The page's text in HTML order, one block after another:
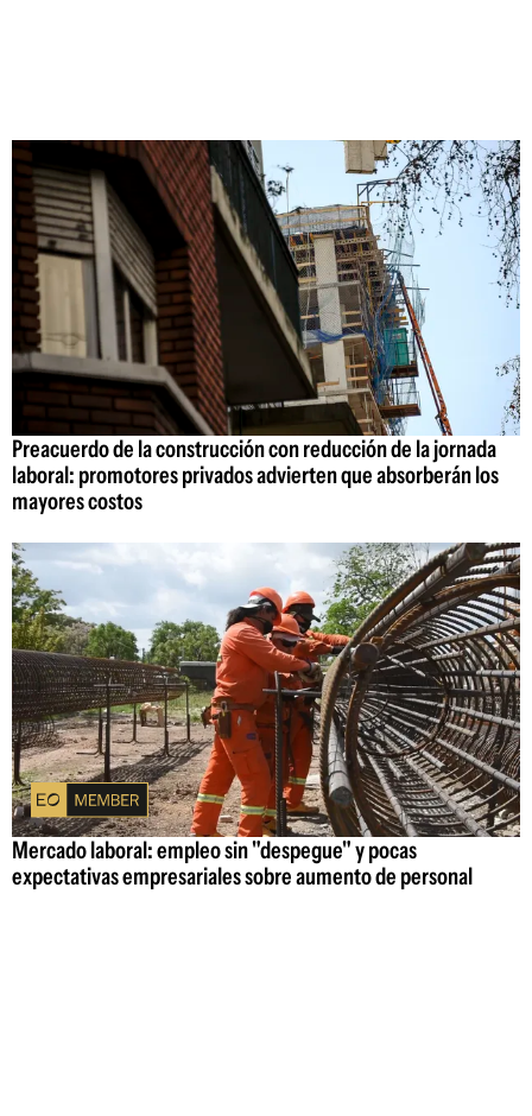
Preacuerdo de la construcción con reducción de la jornada
laboral: promotores privados advierten que absorberán los
mayores costos
Mercado laboral: empleo sin "despegue" y pocas
expectativas empresariales sobre aumento de personal